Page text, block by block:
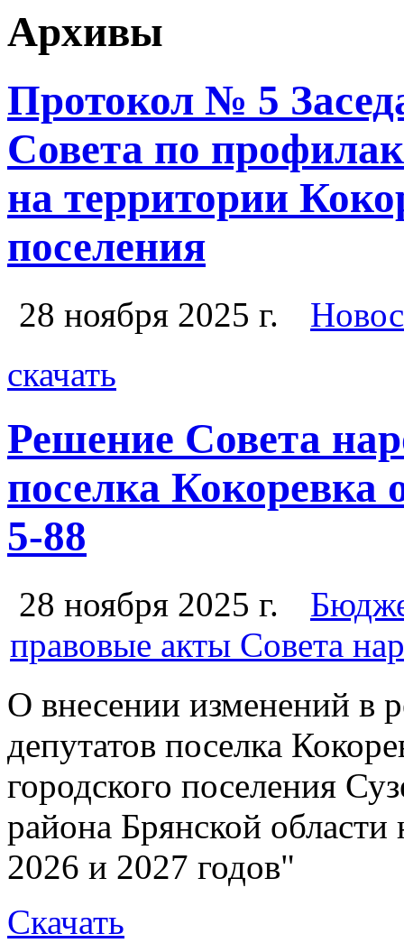
Архивы
Протокол № 5
Совета по
на территории
поселения
28 ноября 2025 г.
скачать
Решение Совета
поселка Кокоревка
5-88
28 ноября 2025 г.
правовые акты Совета
О внесении изменений в
депутатов поселка
городского поселения
района Брянской
2026 и 2027 годов"
Скачать